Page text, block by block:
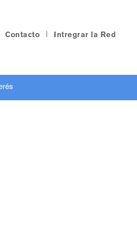
Contacto | Intregrar la Red